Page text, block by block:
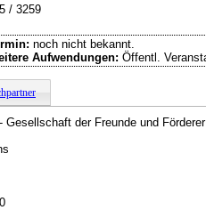
/ 3259
noch nicht bekannt.
Aufwendungen: Öffentl.
Gesellschaft der Freunde und